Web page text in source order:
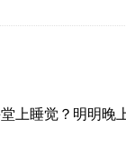
上睡觉？明明晚